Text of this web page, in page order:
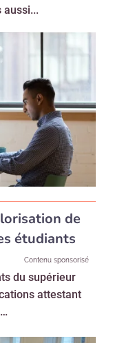
aussi...
de
étudiants
Contenu sponsorisé
du supérieur
attestant